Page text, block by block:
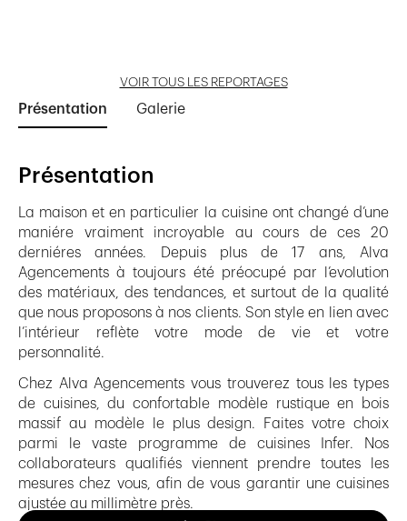
VOIR TOUS LES REPORTAGES
Présentation Galerie
Présentation
La maison et en particulier la cuisine ont changé d’une
maniére vraiment incroyable au cours de ces 20
derniéres années. Depuis plus de 17 ans, Alva
Agencements à toujours été préocupé par l’evolution
des matériaux, des tendances, et surtout de la qualité
que nous proposons à nos clients. Son style en lien avec
l’intérieur reflète votre mode de vie et votre
personnalité.
Chez Alva Agencements vous trouverez tous les types
de cuisines, du confortable modèle rustique en bois
massif au modèle le plus design. Faites votre choix
parmi le vaste programme de cuisines Infer. Nos
collaborateurs qualifiés viennent prendre toutes les
mesures chez vous, afin de vous garantir une cuisines
ajustée au millimètre près.